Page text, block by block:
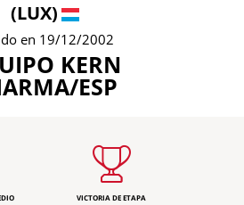
(LUX)
en 19/12/2002
KERN
ESP
VICTORIA DE ETAPA